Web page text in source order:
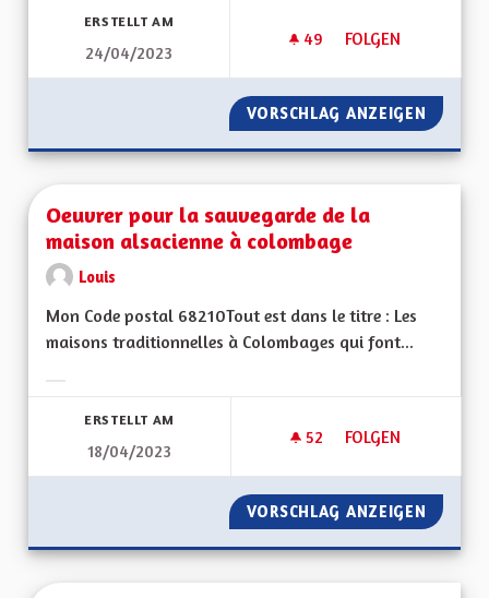
ERSTELLT AM
24/04/2023
49 49 FOLLOWER
FOLGEN
ALSACE... ET NON
VORSCHLAG ANZEIGEN
Oeuvrer pour la sauvegarde de la
maison alsacienne à colombage
Louis
Mon Code postal 68210Tout est dans le titre : Les
maisons traditionnelles à Colombages qui font...
ERSTELLT AM
18/04/2023
52 52 FOLLOWER
FOLGEN
OEUVRER POUR
VORSCHLAG ANZEIGEN